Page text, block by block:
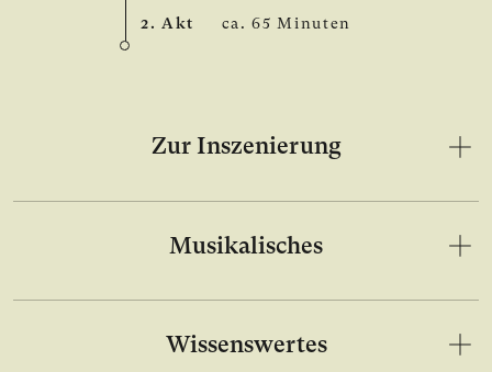
2. Akt ca. 65 Minuten
Zur Inszenierung
Musikalisches
Wissenswertes